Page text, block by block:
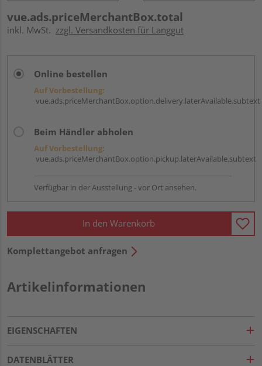
vue.ads.priceMerchantBox.total
inkl. MwSt. zzgl. Versandkosten für Langgut
Online bestellen
Auf Vorbestellung:
vue.ads.priceMerchantBox.option.delivery.laterAvailable.subtext
Beim Händler abholen
Auf Vorbestellung:
vue.ads.priceMerchantBox.option.pickup.laterAvailable.subtext
Verfügbar in der Ausstellung - vor Ort ansehen.
In den Warenkorb
Komplettangebot anfragen
Artikelinformationen
EIGENSCHAFTEN
DATENBLÄTTER